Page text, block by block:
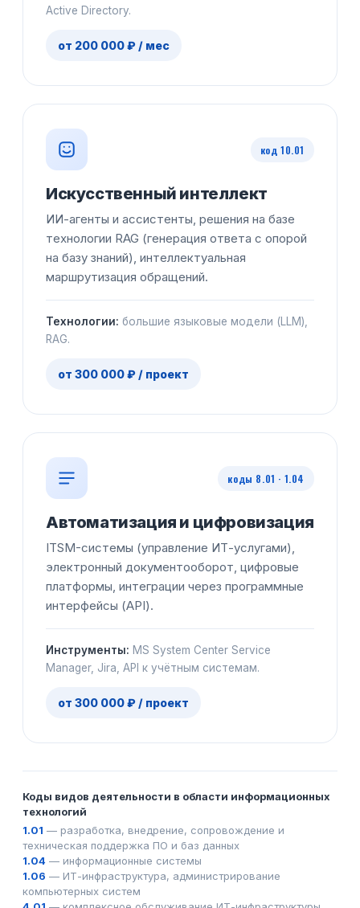
Active Directory.
от 200 000 ₽ / мес
код 10.01
Искусственный интеллект
ИИ-агенты и ассистенты, решения на базе
технологии RAG (генерация ответа с опорой
на базу знаний), интеллектуальная
маршрутизация обращений.
Технологии: большие языковые модели (LLM),
RAG.
от 300 000 ₽ / проект
коды 8.01 · 1.04
Автоматизация и цифровизация
ITSM-системы (управление ИТ-услугами),
электронный документооборот, цифровые
платформы, интеграции через программные
интерфейсы (API).
Инструменты: MS System Center Service
Manager, Jira, API к учётным системам.
от 300 000 ₽ / проект
Коды видов деятельности в области информационных
технологий
1.01 — разработка, внедрение, сопровождение и
техническая поддержка ПО и баз данных
1.04 — информационные системы
1.06 — ИТ-инфраструктура, администрирование
компьютерных систем